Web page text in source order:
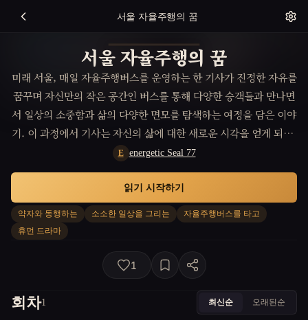
서울 자율주행의 꿈
서울 자율주행의 꿈
미래 서울, 매일 자율주행버스를 운영하는 한 기사가 진정한 자유를
꿈꾸며 자신만의 작은 공간인 버스를 통해 다양한 승객들과 만나면
서 일상의 소중함과 삶의 다양한 면모를 탐색하는 여정을 담은 이야
기. 이 과정에서 기사는 자신의 삶에 대한 새로운 시각을 얻게 되며,
도시의 소외된 이들과의 만남을 통해 상호간의 이해와 연대를 깨닫
게 된다.
E energetic Seal 77
약자와 동행하는 소소한 일상을 그리는
자율주행버스를 타고
휴먼 드라마
읽기 시작하기
1
회차1 최신순 오래된순